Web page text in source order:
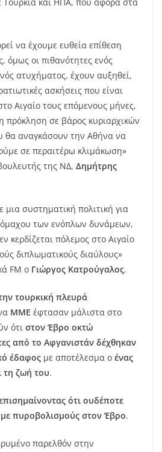
να έχουμε ευθεία επίθεση
όμως οι πιθανότητες ενός
ατυχήματος, έχουν αυξηθεί,
ασκήσεις που είναι
Αιγαίο τους επόμενους μήνες,
πρόκληση σε βάρος κυριαρχικών
θα αναγκάσουν την Αθήνα να
σε περαιτέρω κλιμάκωση»
της ΝΔ, Δημήτρης
συστηματική πολιτική για
των ενόπλων δυνάμεων,
κερδίζεται πόλεμος στο Αιγαίο
διπλωματικούς διαύλους»
FM ο Γιώργος Κατρούγαλος.
τουρκική πλευρά
ΜΜΕ έφτασαν μάλιστα στο
ότι στον Έβρο οκτώ
από το Αφγανιστάν δέχθηκαν
έδαφος με αποτέλεσμα ο ένας
τη ζωή του.
ότι ουδέποτε
πυροβολισμούς στον Έβρο.
παρελθόν στην